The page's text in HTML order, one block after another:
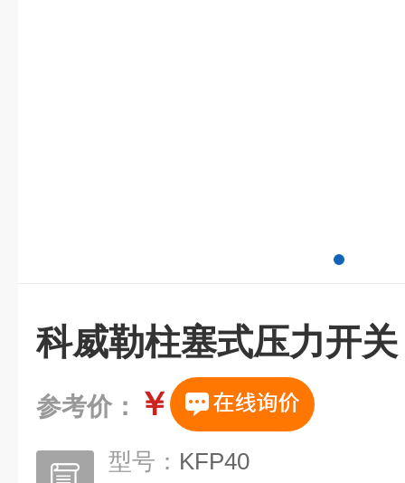
科威勒柱塞式压力开关
参考价： ￥
型号： KFP40